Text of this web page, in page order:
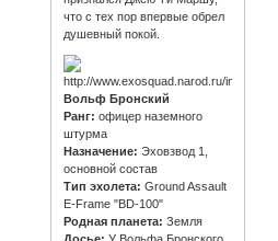
что с тех пор впервые обрел
душевный покой.
Вольф Бронский
Ранг: офицер наземного
штурма
Назначение: Эховзвод 1,
основной состав
Тип эхолета: Ground Assault
E-Frame "BD-100"
Родная планета: Земля
Досье: У Вольфа Бронского